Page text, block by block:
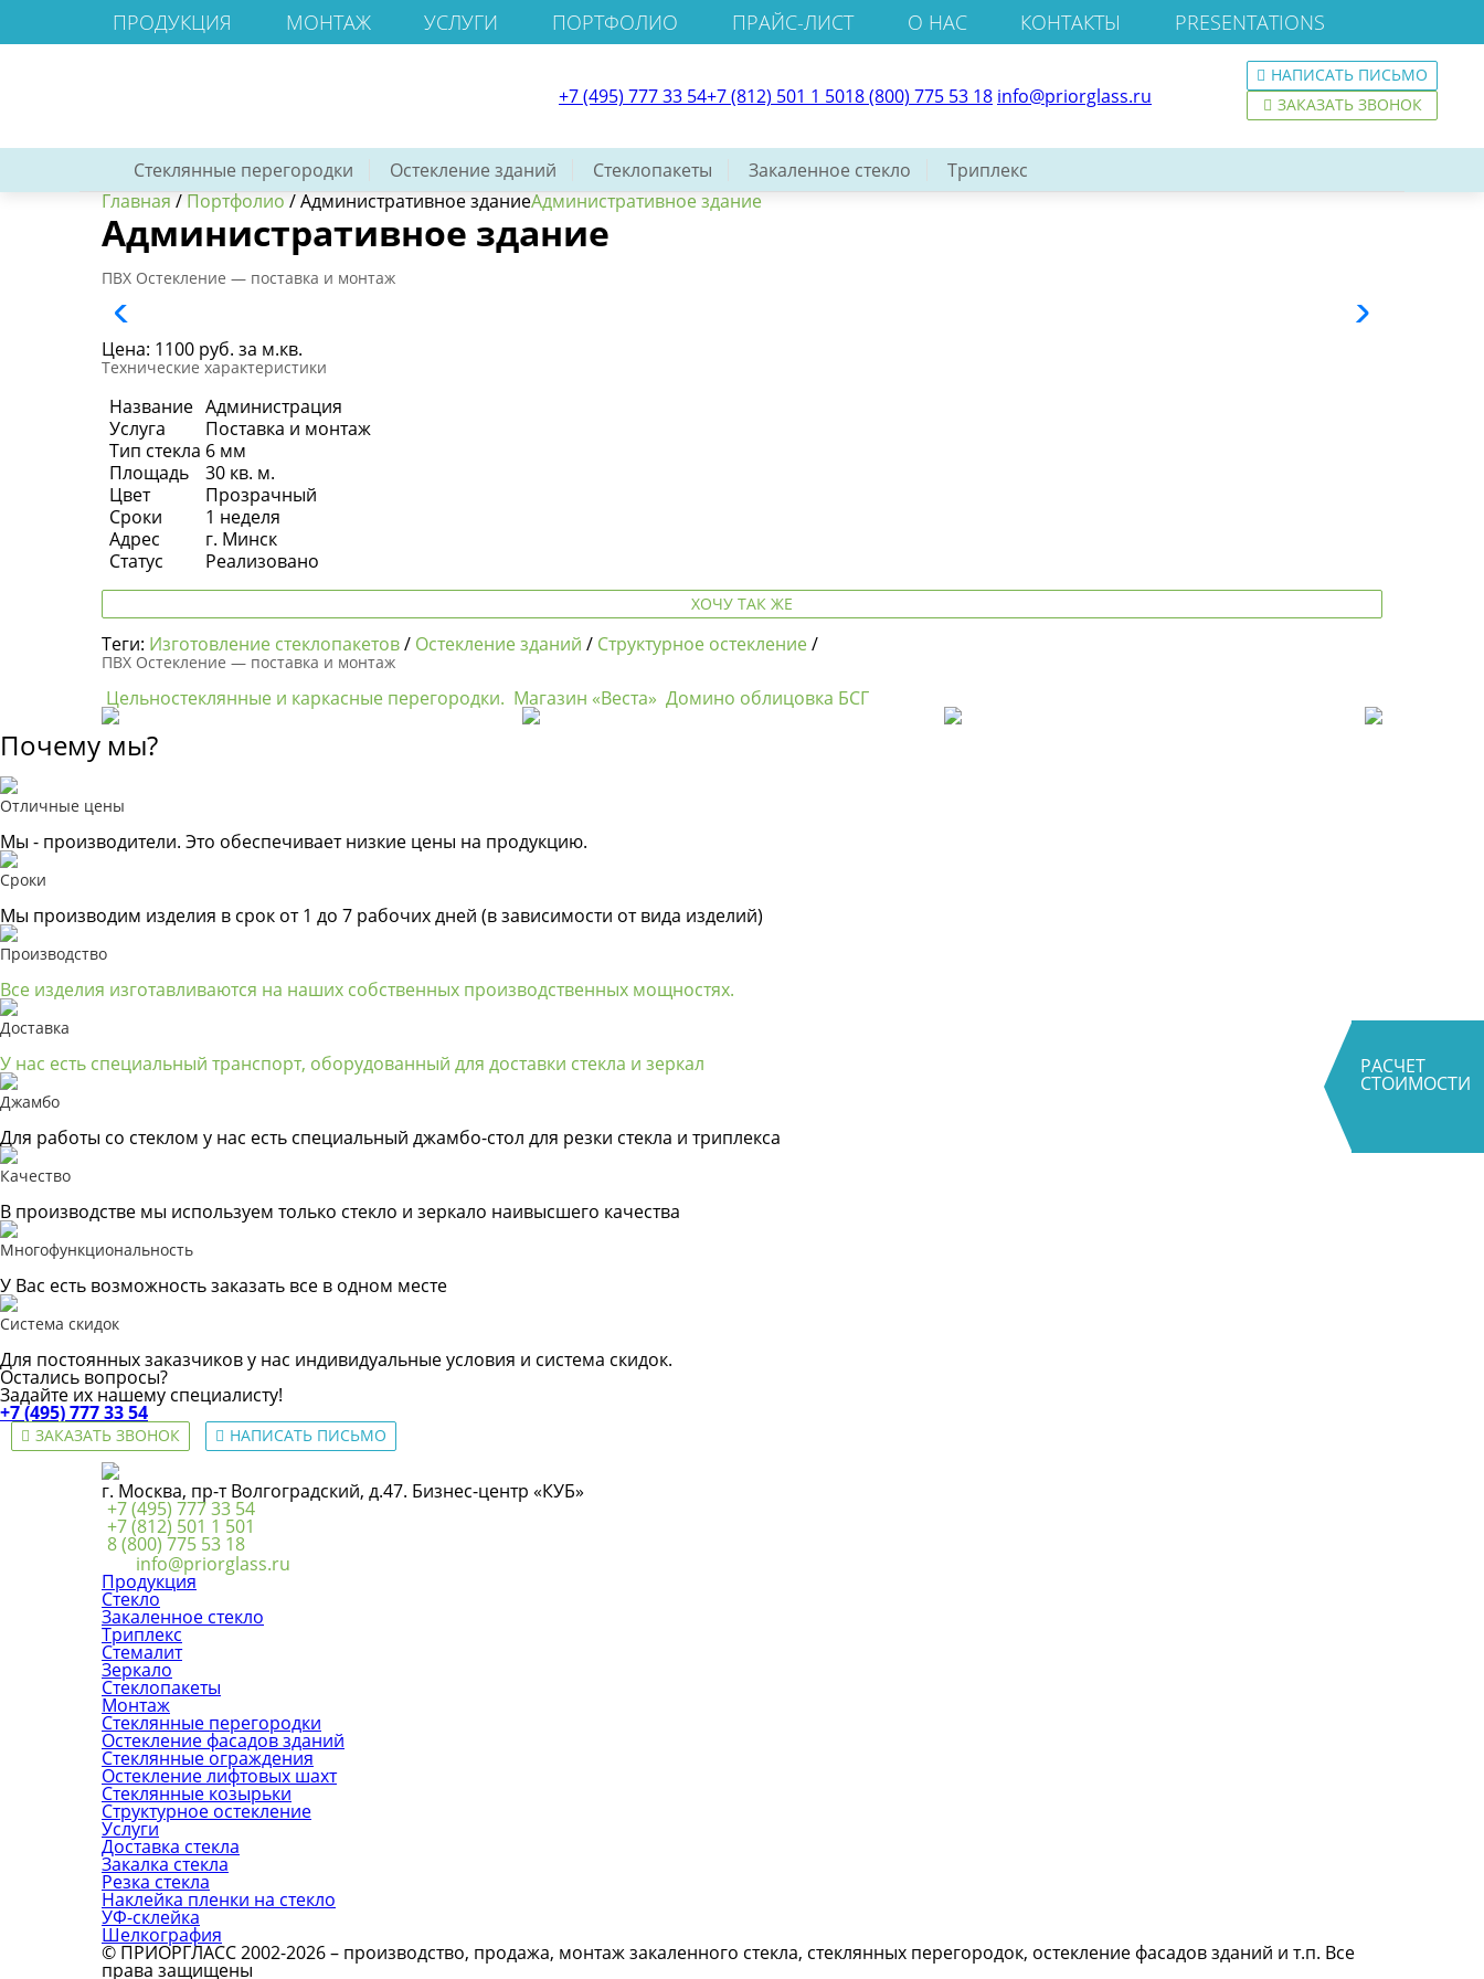
ПРОДУКЦИЯ МОНТАЖ УСЛУГИ ПОРТФОЛИО ПРАЙС-ЛИСТ О НАС КОНТАКТЫ PRESENTATIONS
+7 (495) 777 33 54+7 (812) 501 1 5018 (800) 775 53 18 info@priorglass.ru
НАПИСАТЬ ПИСЬМО
ЗАКАЗАТЬ ЗВОНОК
Стеклянные перегородки Остекление зданий Стеклопакеты Закаленное стекло Триплекс
РАСЧЕТ
СТОИМОСТИ
Главная / Портфолио /Административное зданиеАдминистративное здание
Административное здание
ПВХ Остекление — поставка и монтаж
Цена: 1100 руб. за м.кв.
Технические характеристики
Название Администрация
Услуга
Поставка и монтаж
Тип стекла 6 мм
Площадь
30 кв. м.
Цвет
Прозрачный
Сроки
1 неделя
Адрес
г. Минск
Статус
Реализовано
ХОЧУ ТАК ЖЕ
Теги: Изготовление стеклопакетов/ Остекление зданий / Структурное остекление/
ПВХ Остекление — поставка и монтаж
Цельностеклянные и каркасные перегородки. Магазин «Веста» Домино облицовка БСГ
Почему мы?
Отличные цены
Мы - производители. Это обеспечивает низкие цены на продукцию.
Сроки
Мы производим изделия в срок от 1 до 7 рабочих дней (в зависимости от вида изделий)
Производство
Все изделия изготавливаются на наших собственных производственных мощностях.
Доставка
У нас есть специальный транспорт, оборудованный для доставки стекла и зеркал
Джамбо
Для работы со стеклом у нас есть специальный джамбо-стол для резки стекла и триплекса
Качество
В производстве мы используем только стекло и зеркало наивысшего качества
Многофункциональность
У Вас есть возможность заказать все в одном месте
Система скидок
Для постоянных заказчиков у нас индивидуальные условия и система скидок.
Остались вопросы?
Задайте их нашему специалисту!
+7 (495) 777 33 54
ЗАКАЗАТЬ ЗВОНОК НАПИСАТЬ ПИСЬМО
г. Москва, пр-т Волгоградский, д.47. Бизнес-центр «КУБ»
+7 (495) 777 33 54
+7 (812) 501 1 501
8 (800) 775 53 18
info@priorglass.ru
Продукция
Стекло
Закаленное стекло
Триплекс
Стемалит
Зеркало
Стеклопакеты
Монтаж
Стеклянные перегородки
Остекление фасадов зданий
Стеклянные ограждения
Остекление лифтовых шахт
Стеклянные козырьки
Структурное остекление
Услуги
Доставка стекла
Закалка стекла
Резка стекла
Наклейка пленки на стекло
УФ-склейка
Шелкография
© ПРИОРГЛАСС 2002-2026 – производство, продажа, монтаж закаленного стекла, стеклянных перегородок, остекление фасадов зданий и т.п. Все
права защищены